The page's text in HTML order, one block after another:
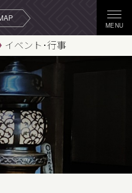
イベント･行事